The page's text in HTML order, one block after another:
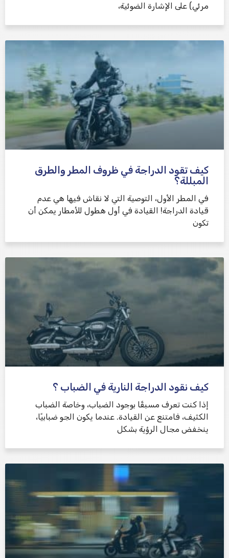
مرئي) على الإشارة الضوئية،
كيف تقود الدراجة في ظروف المطر والطرق
المبللة؟
في المطر الأول، التوصية التي لا نقاش فيها هي عدم
قيادة الدراجة! القيادة في أول هطول للأمطار يمكن أن
تكون
كيف نقود الدراجة النارية في الضباب ؟
إذا كنت تعرف مسبقًا بوجود الضباب، وخاصة الضباب
الكثيف، فامتنع عن القيادة. عندما يكون الجو ضبابيًا،
ينخفض ​​مجال الرؤية بشكل